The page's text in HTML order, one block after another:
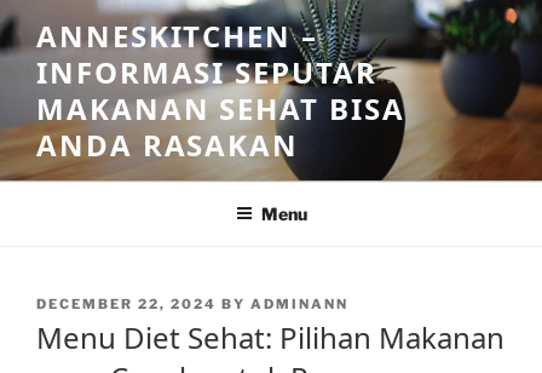
Skip
to
content
ANNESKITCHEN –
INFORMASI SEPUTAR
MAKANAN SEHAT BISA
ANDA RASAKAN
Menu
POSTED
DECEMBER 22, 2024 BY ADMINANN
Menu Diet Sehat: Pilihan Makanan